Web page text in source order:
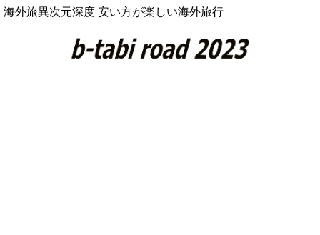
海外旅異次元深度 安い方が楽しい海外旅行